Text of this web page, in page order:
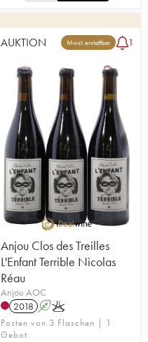
AUKTION Mwst. erstattbar 1
Anjou Clos des Treilles
L'Enfant Terrible Nicolas
Réau
Anjou AOC
2018 AK
Posten von 3 Flaschen | 1
Gebot